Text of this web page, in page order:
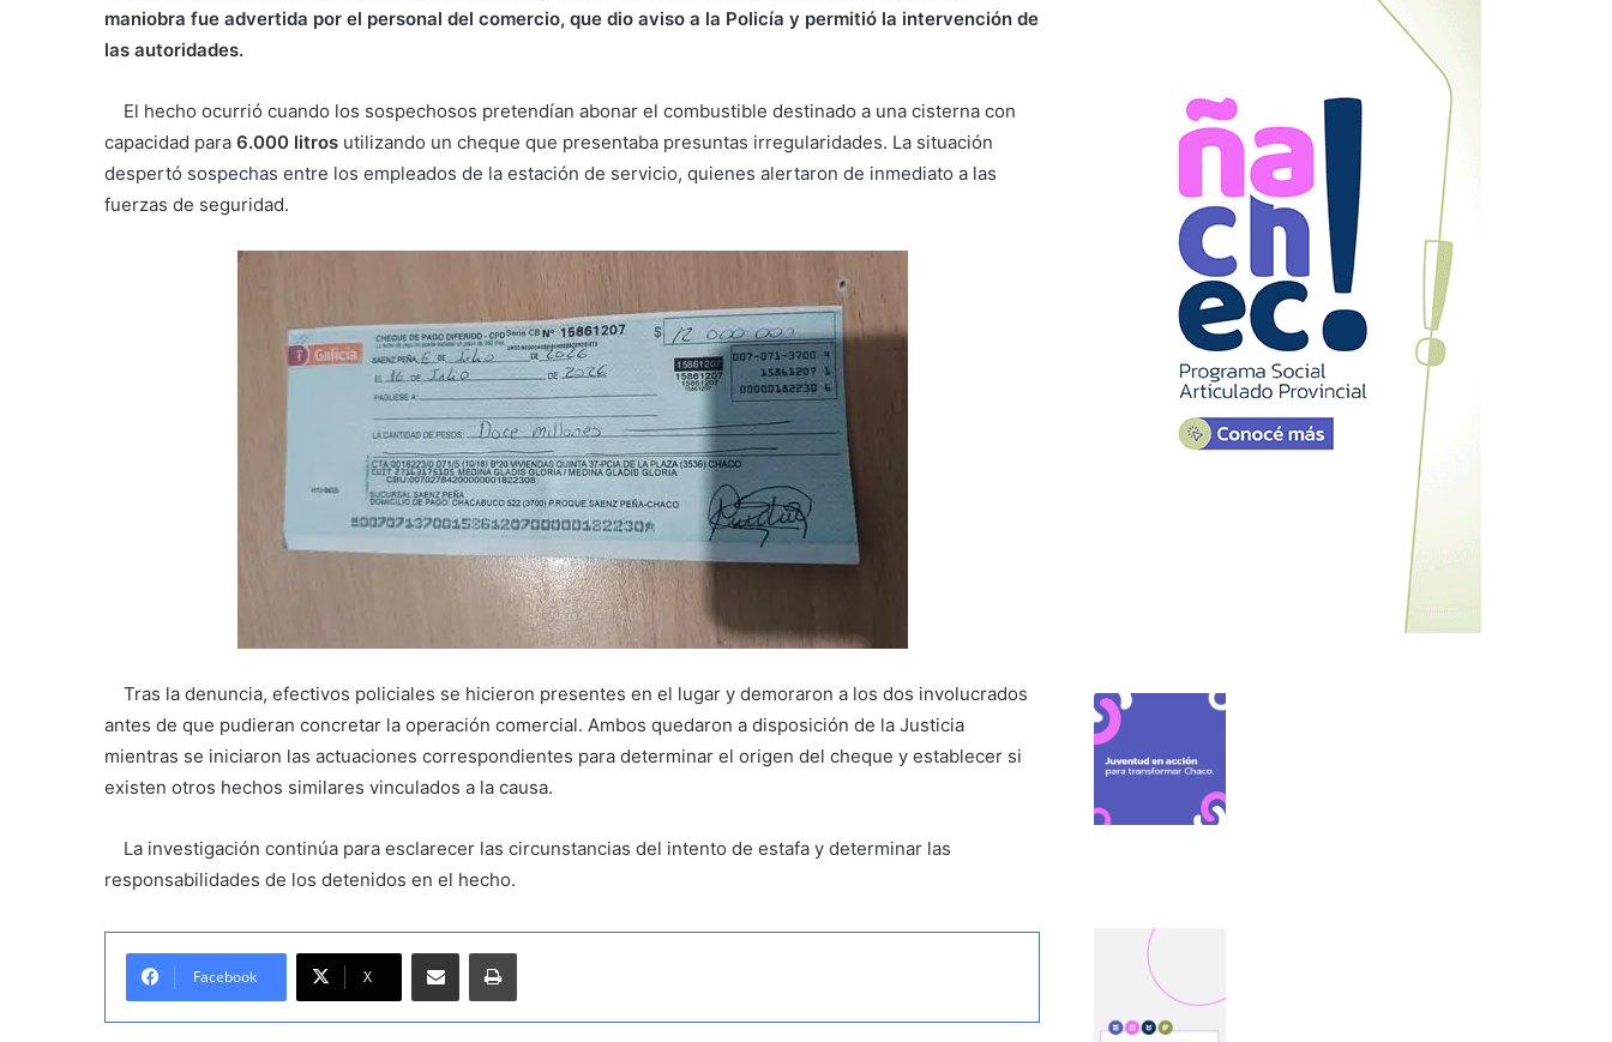
maniobra fue advertida por el personal del comercio, que dio aviso a la Policía y permitió la intervención de
las autoridades.
El hecho ocurrió cuando los sospechosos pretendían abonar el combustible destinado a una cisterna con
capacidad para 6.000 litros utilizando un cheque que presentaba presuntas irregularidades. La situación
despertó sospechas entre los empleados de la estación de servicio, quienes alertaron de inmediato a las
fuerzas de seguridad.
Tras la denuncia, efectivos policiales se hicieron presentes en el lugar y demoraron a los dos involucrados
antes de que pudieran concretar la operación comercial. Ambos quedaron a disposición de la Justicia
mientras se iniciaron las actuaciones correspondientes para determinar el origen del cheque y establecer si
existen otros hechos similares vinculados a la causa.
La investigación continúa para esclarecer las circunstancias del intento de estafa y determinar las
responsabilidades de los detenidos en el hecho.
Facebook X